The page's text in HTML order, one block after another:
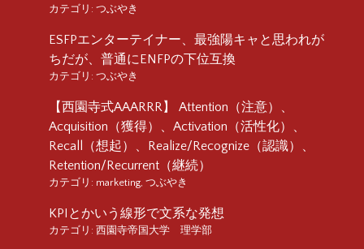
カテゴリ: つぶやき
ESFPエンターテイナー、最強陽キャと思われが
ちだが、普通にENFPの下位互換
カテゴリ: つぶやき
【西園寺式AAARRR】 Attention（注意）、
Acquisition（獲得）、Activation（活性化）、
Recall（想起）、Realize/Recognize（認識）、
Retention/Recurrent（継続）
カテゴリ: marketing つぶやき
KPIとかいう線形で文系な発想
カテゴリ: 西園寺帝国大学 理学部